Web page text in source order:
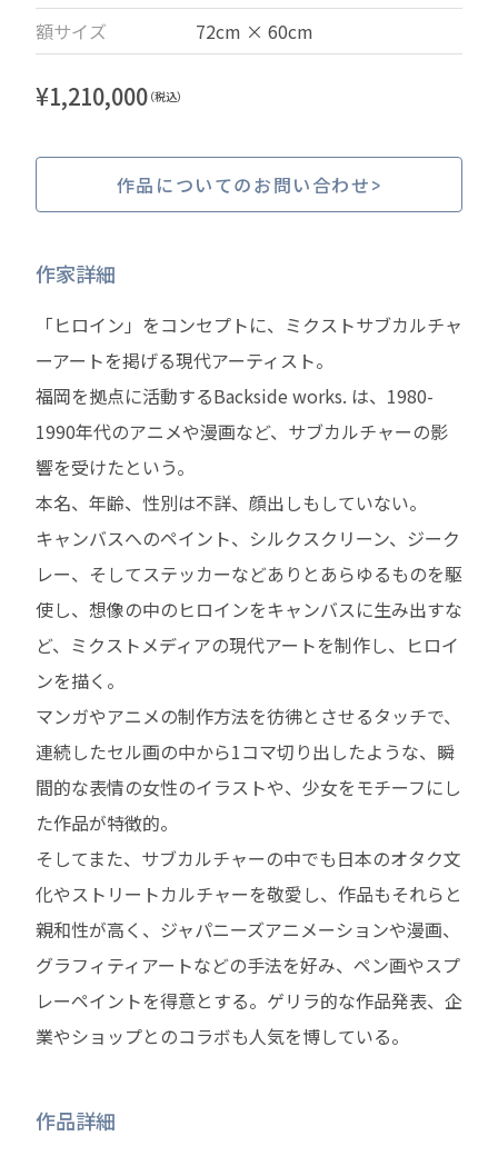
額サイズ
72cm × 60cm
¥1,210,000 （税込）
作品についてのお問い合わせ
作家詳細
「ヒロイン」をコンセプトに、ミクストサブカルチャ
ーアートを掲げる現代アーティスト。
福岡を拠点に活動するBackside works. は、1980-
1990年代のアニメや漫画など、サブカルチャーの影
響を受けたという。
本名、年齢、性別は不詳、顔出しもしていない。
キャンバスへのペイント、シルクスクリーン、ジーク
レー、そしてステッカーなどありとあらゆるものを駆
使し、想像の中のヒロインをキャンバスに生み出すな
ど、ミクストメディアの現代アートを制作し、ヒロイ
ンを描く。
マンガやアニメの制作方法を彷彿とさせるタッチで、
連続したセル画の中から1コマ切り出したような、瞬
間的な表情の女性のイラストや、少女をモチーフにし
た作品が特徴的。
そしてまた、サブカルチャーの中でも日本のオタク文
化やストリートカルチャーを敬愛し、作品もそれらと
親和性が高く、ジャパニーズアニメーションや漫画、
グラフィティアートなどの手法を好み、ペン画やスプ
レーペイントを得意とする。ゲリラ的な作品発表、企
業やショップとのコラボも人気を博している。
作品詳細